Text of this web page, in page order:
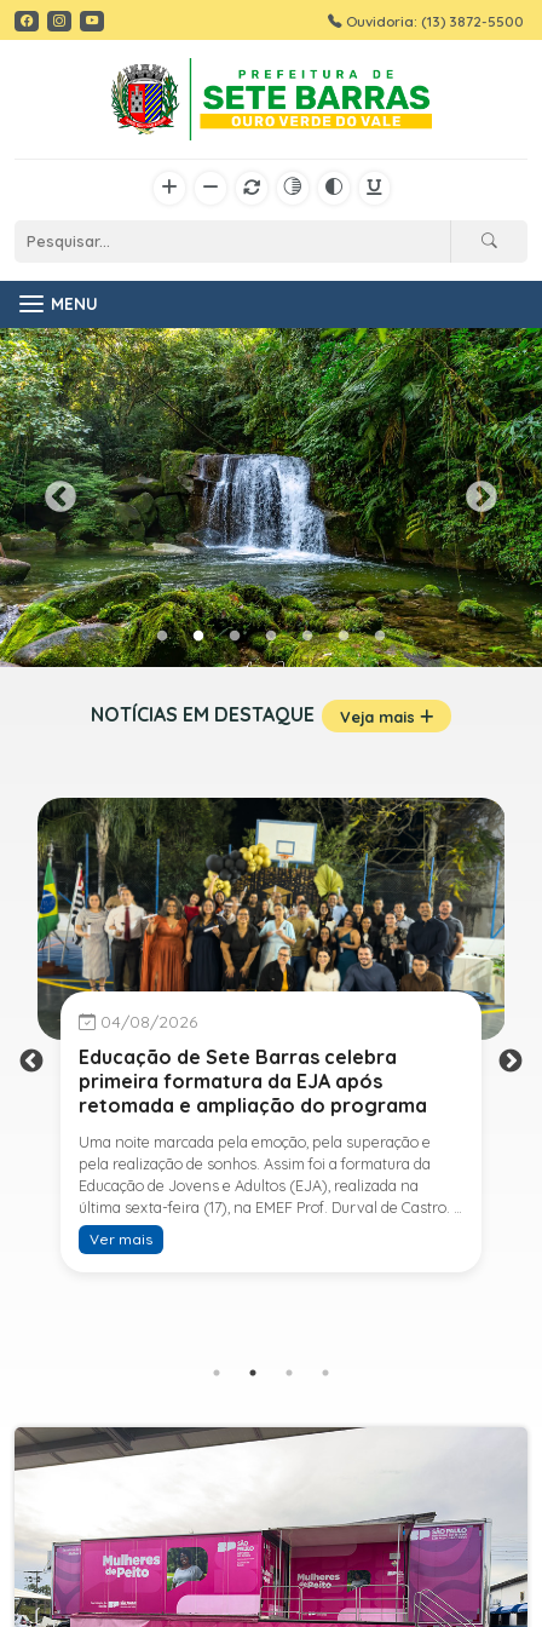
Ouvidoria: (13) 3872-5500
MENU
NOTÍCIAS EM DESTAQUE Veja mais
04/08/2026
Educação de Sete Barras celebra
primeira formatura da EJA após
retomada e ampliação do programa
Uma noite marcada pela emoção, pela superação e
pela realização de sonhos. Assim foi a formatura da
Educação de Jovens e Adultos (EJA), realizada na
última sexta-feira (17), na EMEF Prof. Durval de Castro. A
cerimônia celebrou a conclusão dos estudos de 53
alunos e entrou para a história ao marcar a primeira
SESI, ampliando o acesso à educação e oferecendo uma
retomar os estudos.A última turma da Educação de
Jovens e Adultos formada pelo município foi em 2016,
oferecida em Sete Barras e, a partir de agosto de 2025,
passou por uma importante ampliação. Em parceria
com o SESI, a Prefeitura passou a disponibilizar também
o Ensino Fundamental II (6º ao 9º ano) e o Ensino
Médio, ampliando significativamente as oportunidades
para que jovens e adultos concluam sua formação.A
Ver mais